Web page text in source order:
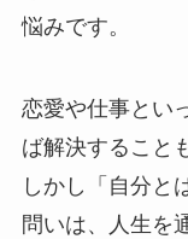
悩みです。
恋愛や仕事とい
ば解決すること
しかし「自分と
問いは、人生を